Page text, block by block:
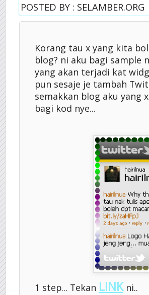
POSTED BY : SELAMBER.ORG
Korang tau x yang kita
blog? ni aku bagi sample
yang akan terjadi kat
pun sesaje je tambah
semakkan blog aku yang
bagi kod nye...
1 step... Tekan LINKni..